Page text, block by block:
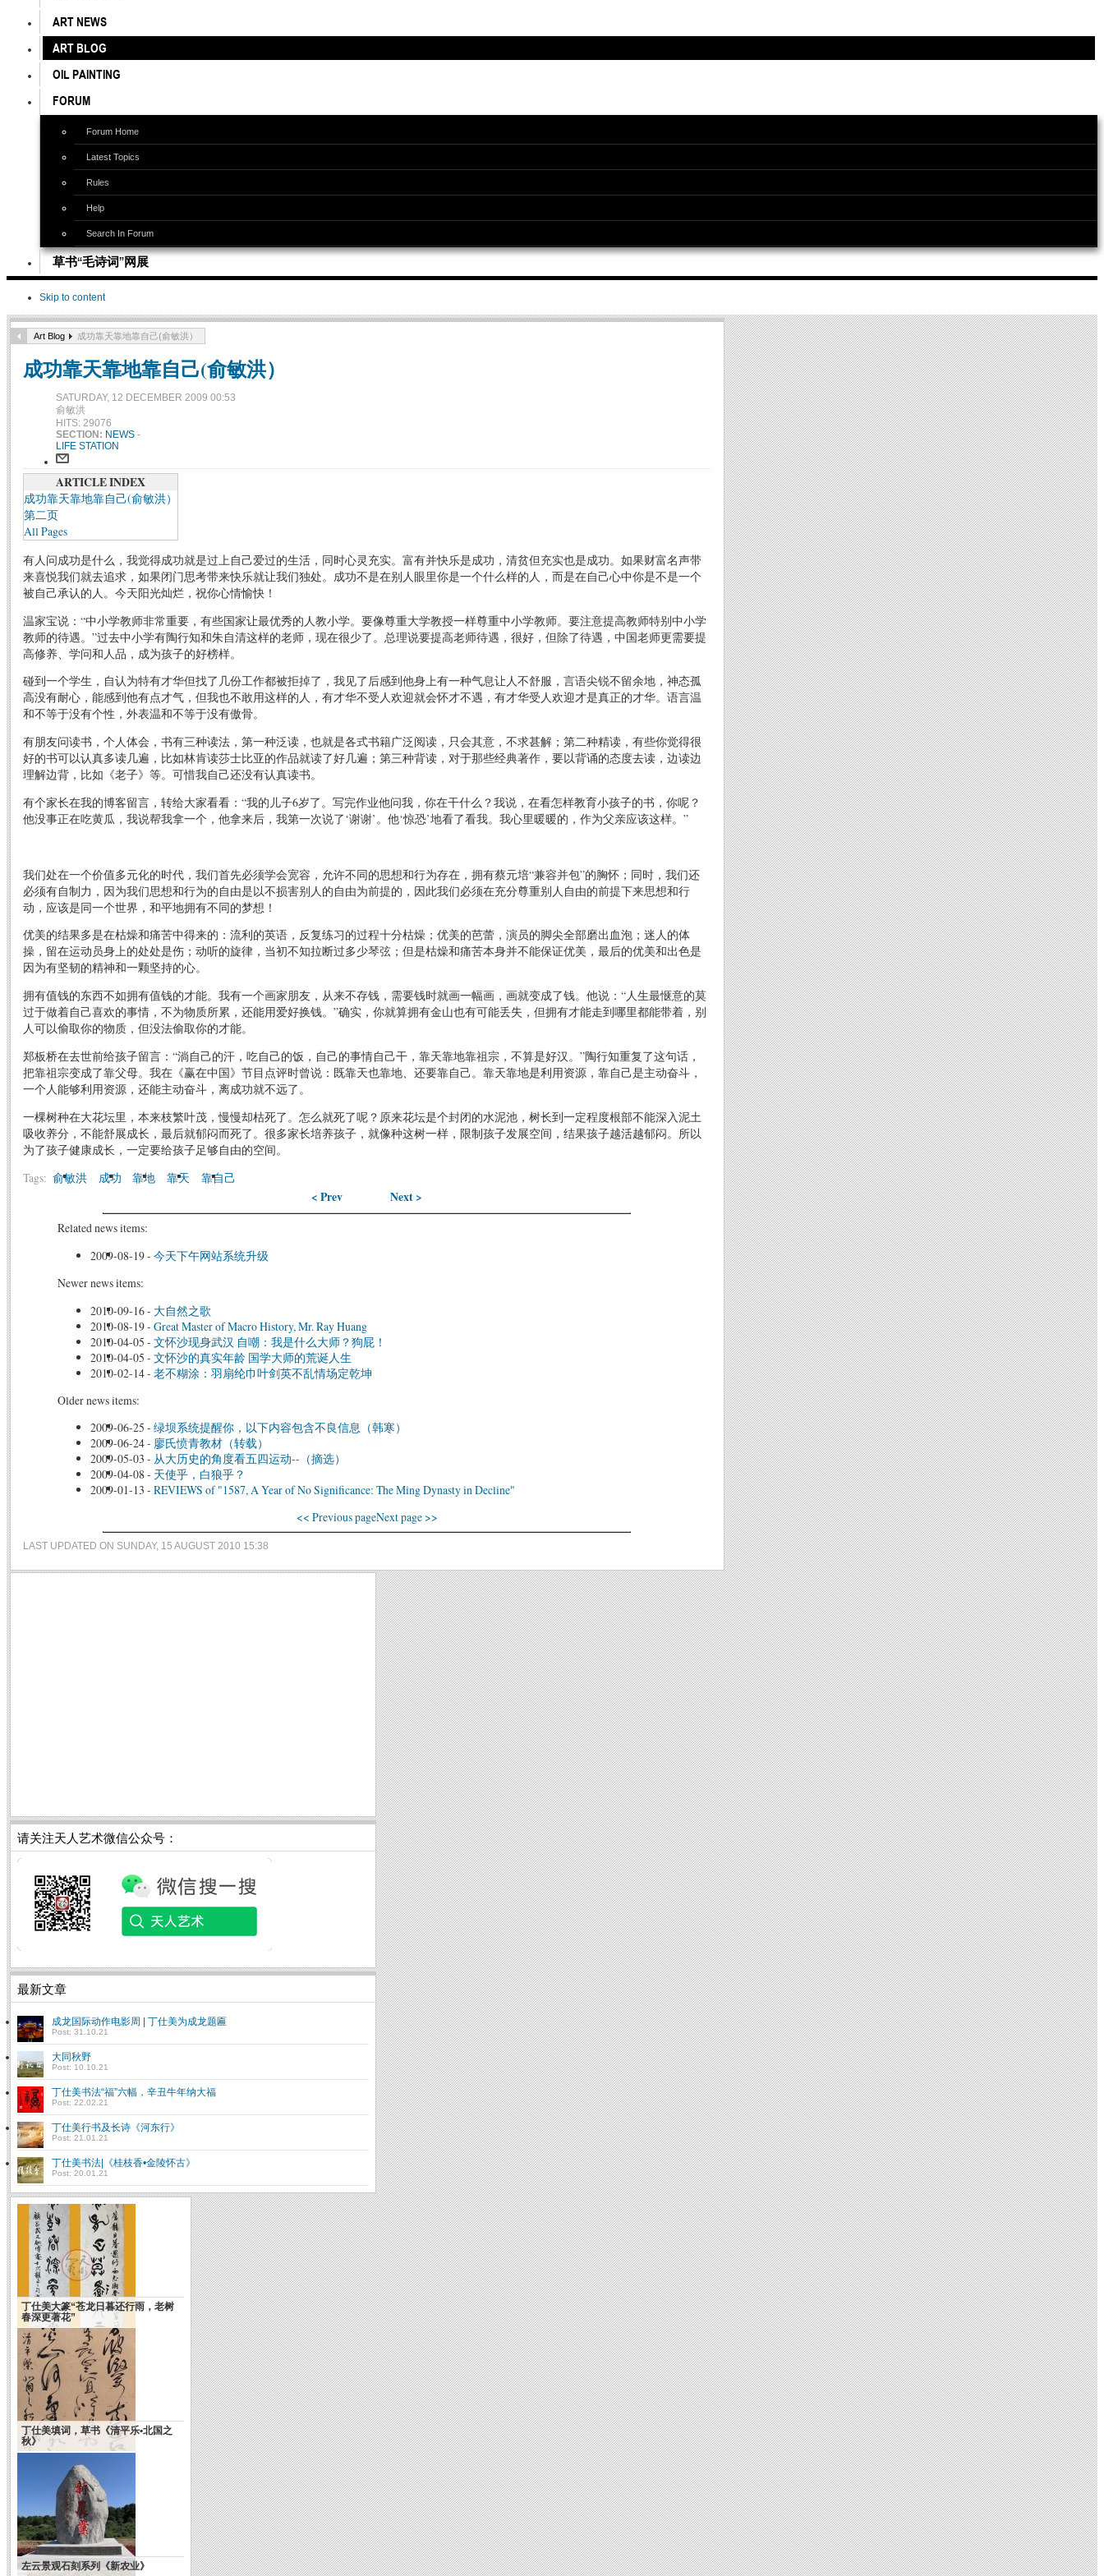
ART NEWS
ART BLOG
OIL PAINTING
FORUM
Forum Home
Latest Topics
Rules
Help
Search In Forum
草书“毛诗词”网展
Skip to content
Art Blog 成功靠天靠地靠自己(俞敏洪）
成功靠天靠地靠自己(俞敏洪）
SATURDAY, 12 DECEMBER 2009 00:53
俞敏洪
HITS: 29076
SECTION: NEWS -
LIFE STATION
ARTICLE INDEX
成功靠天靠地靠自己(俞敏洪）
第二页
All Pages
有人问成功是什么，我觉得成功就是过上自己爱过的生活，同时心灵充实。富有并快乐是成功，清贫但充实也是成功。如果财富名声带
来喜悦我们就去追求，如果闭门思考带来快乐就让我们独处。成功不是在别人眼里你是一个什么样的人，而是在自己心中你是不是一个
被自己承认的人。今天阳光灿烂，祝你心情愉快！
温家宝说：“中小学教师非常重要，有些国家让最优秀的人教小学。要像尊重大学教授一样尊重中小学教师。要注意提高教师特别中小学
教师的待遇。”过去中小学有陶行知和朱自清这样的老师，现在很少了。总理说要提高老师待遇，很好，但除了待遇，中国老师更需要提
高修养、学问和人品，成为孩子的好榜样。
碰到一个学生，自认为特有才华但找了几份工作都被拒掉了，我见了后感到他身上有一种气息让人不舒服，言语尖锐不留余地，神态孤
高没有耐心，能感到他有点才气，但我也不敢用这样的人，有才华不受人欢迎就会怀才不遇，有才华受人欢迎才是真正的才华。语言温
和不等于没有个性，外表温和不等于没有傲骨。
有朋友问读书，个人体会，书有三种读法，第一种泛读，也就是各式书籍广泛阅读，只会其意，不求甚解；第二种精读，有些你觉得很
好的书可以认真多读几遍，比如林肯读莎士比亚的作品就读了好几遍；第三种背读，对于那些经典著作，要以背诵的态度去读，边读边
理解边背，比如《老子》等。可惜我自己还没有认真读书。
有个家长在我的博客留言，转给大家看看：“我的儿子6岁了。写完作业他问我，你在干什么？我说，在看怎样教育小孩子的书，你呢？
他没事正在吃黄瓜，我说帮我拿一个，他拿来后，我第一次说了‘谢谢’。他‘惊恐’地看了看我。我心里暖暖的，作为父亲应该这样。”
我们处在一个价值多元化的时代，我们首先必须学会宽容，允许不同的思想和行为存在，拥有蔡元培“兼容并包”的胸怀；同时，我们还
必须有自制力，因为我们思想和行为的自由是以不损害别人的自由为前提的，因此我们必须在充分尊重别人自由的前提下来思想和行
动，应该是同一个世界，和平地拥有不同的梦想！
优美的结果多是在枯燥和痛苦中得来的：流利的英语，反复练习的过程十分枯燥；优美的芭蕾，演员的脚尖全部磨出血泡；迷人的体
操，留在运动员身上的处处是伤；动听的旋律，当初不知拉断过多少琴弦；但是枯燥和痛苦本身并不能保证优美，最后的优美和出色是
因为有坚韧的精神和一颗坚持的心。
拥有值钱的东西不如拥有值钱的才能。我有一个画家朋友，从来不存钱，需要钱时就画一幅画，画就变成了钱。他说：“人生最惬意的莫
过于做着自己喜欢的事情，不为物质所累，还能用爱好换钱。”确实，你就算拥有金山也有可能丢失，但拥有才能走到哪里都能带着，别
人可以偷取你的物质，但没法偷取你的才能。
郑板桥在去世前给孩子留言：“淌自己的汗，吃自己的饭，自己的事情自己干，靠天靠地靠祖宗，不算是好汉。”陶行知重复了这句话，
把靠祖宗变成了靠父母。我在《赢在中国》节目点评时曾说：既靠天也靠地、还要靠自己。靠天靠地是利用资源，靠自己是主动奋斗，
一个人能够利用资源，还能主动奋斗，离成功就不远了。
一棵树种在大花坛里，本来枝繁叶茂，慢慢却枯死了。怎么就死了呢？原来花坛是个封闭的水泥池，树长到一定程度根部不能深入泥土
吸收养分，不能舒展成长，最后就郁闷而死了。很多家长培养孩子，就像种这树一样，限制孩子发展空间，结果孩子越活越郁闷。所以
为了孩子健康成长，一定要给孩子足够自由的空间。
Tags: 俞敏洪 成功 靠地 靠天 靠自己
< Prev Next >
Related news items:
2009-08-19- 今天下午网站系统升级
Newer news items:
2010-09-16- 大自然之歌
2010-08-19- Great Master of Macro History, Mr. Ray Huang
2010-04-05 - 文怀沙现身武汉 自嘲：我是什么大师？狗屁！
2010-04-05 - 文怀沙的真实年龄 国学大师的荒诞人生
2010-02-14- 老不糊涂：羽扇纶巾叶剑英不乱情场定乾坤
Older news items:
2009-06-25 - 绿坝系统提醒你，以下内容包含不良信息（韩寒）
2009-06-24- 廖氏愤青教材（转载）
2009-05-03 - 从大历史的角度看五四运动--（摘选）
2009-04-08 - 天使乎，白狼乎？
2009-01-13 - REVIEWS of "1587, A Year of No Significance: The Ming Dynasty in Decline"
<< Previous pageNext page >>
LAST UPDATED ON SUNDAY, 15 AUGUST 2010 15:38
请关注天人艺术微信公众号：
最新文章
成龙国际动作电影周 | 丁仕美为成龙题匾
Post: 31.10.21
大同秋野
Post: 10.10.21
丁仕美书法“福”六幅，辛丑牛年纳大福
Post: 22.02.21
丁仕美行书及长诗《河东行》
Post: 21.01.21
丁仕美书法|《桂枝香•金陵怀古》
Post: 20.01.21
丁仕美大篆“苍龙日暮还行雨，老树
春深更著花”
丁仕美填词，草书《清平乐•北国之
秋》
文怀沙现身武汉 自嘲：我是什么大
师？狗屁！
左云景观石刻系列《新农业》